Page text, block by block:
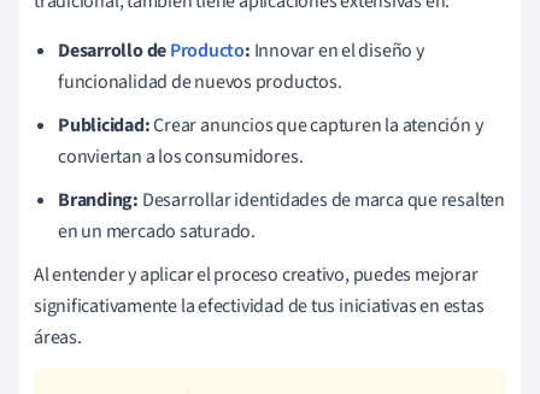
Desarrollo deProducto: Innovar en el diseño y
funcionalidad de nuevos productos.
Publicidad:Crear anuncios que capturen la atención y
conviertan a los consumidores.
Branding: Desarrollar identidades de marca que resalten
en un mercado saturado.
Al entender y aplicar el proceso creativo, puedes mejorar
significativamente la efectividad de tus iniciativas en estas
áreas.